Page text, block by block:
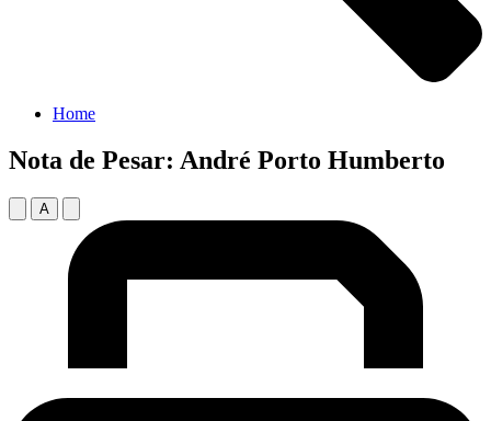
Home
Nota de Pesar: André Porto Humberto
A